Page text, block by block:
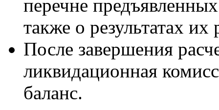
перечне
также о результатах их
После завершения
ликвидационная
баланс.